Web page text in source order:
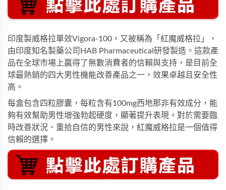
印度製威格拉單效Vigora-100，又被稱為「紅魔威格拉」，
由印度知名製藥公司HAB Pharmaceutical研發製造。這款產
品在全球市場上贏得了無數消費者的信賴與支持，是目前全
球最熱銷的四大男性機能改善產品之一，效果卓越且安全性
高。
每盒包含四粒膠囊，每粒含有100mg西地那非有效成分，能
夠有效幫助男性增強勃起硬度，顯著提升表現。對於需要臨
時改善狀況、重拾自信的男性來說， 紅魔威格拉是一個值得
信賴的選擇。